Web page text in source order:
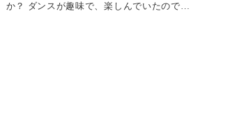
か？ ダンスが趣味で、楽しんでいたのです